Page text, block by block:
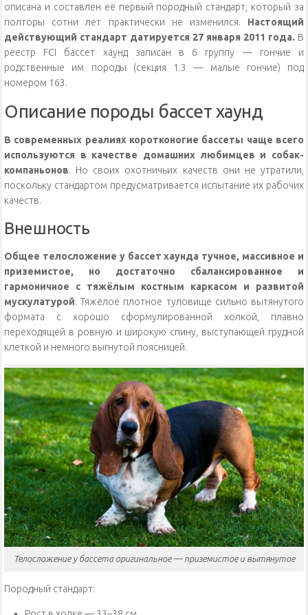
описана и составлен её первый породный стандарт, который за
полторы сотни лет практически не изменился. Настоящий
действующий стандарт датируется 27 января 2011 года. В
реестр FCI бассет хаунд записан в 6 группу — гончие и
родственные им породы (секция 1.3 — малые гончие) под
номером 163.
Описание породы бассет хаунд
В современных реалиях коротконогие бассеты чаще всего
используются в качестве домашних любимцев и собак-
компаньонов. Но своих охотничьих качеств они не утратили,
поскольку стандартом предусматривается испытание их рабочих
качеств.
Внешность
Общее телосложение у бассет хаунда тучное, массивное и
приземистое, но достаточно сбалансированное и
гармоничное с тяжёлым костным каркасом и развитой
мускулатурой. Тяжёлое плотное туловище сильно вытянутого
формата с хорошо сформулированной холкой, плавно
переходящей в ровную и широкую спину, выступающей грудной
клеткой и немного выгнутой поясницей.
Телосложение у бассета оригинальное — приземистое и вытянутое
Породный стандарт: